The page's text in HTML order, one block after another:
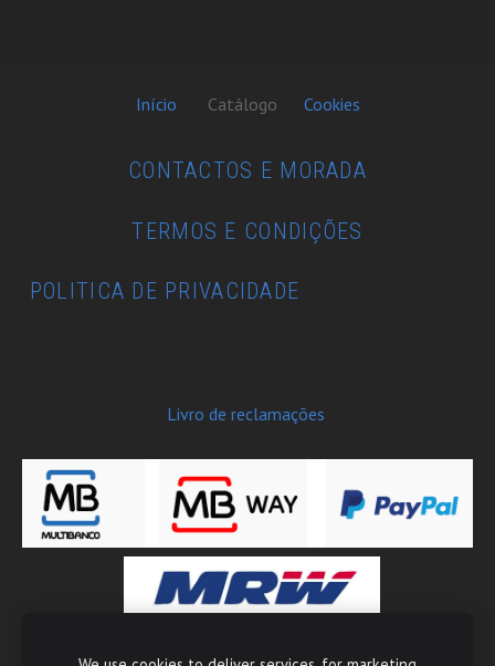
Início Catálogo Cookies
CONTACTOS E MORADA
TERMOS E CONDIÇÕES
POLITICA DE PRIVACIDADE
Livro de reclamações